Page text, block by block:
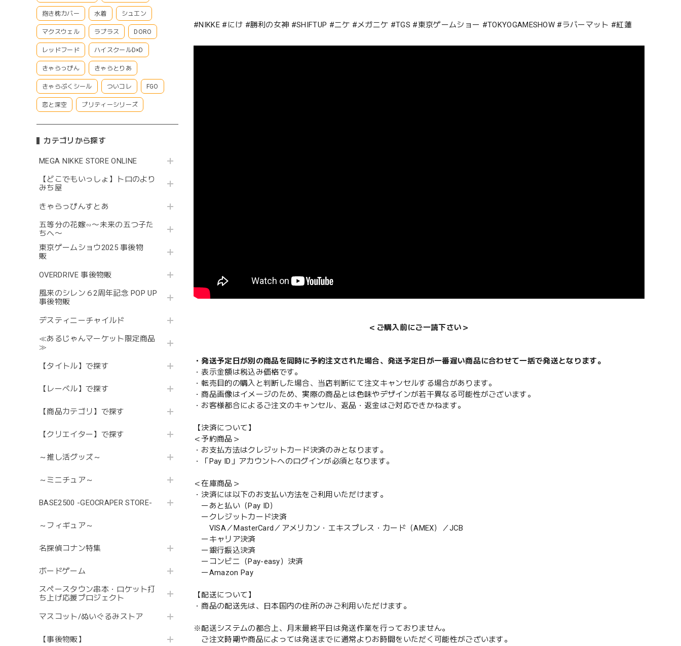
抱き枕カバー 水着 シュエン
マクスウェル ラプラス DORO
レッドフード ハイスクールD×D
きゃらっぴん きゃらとりあ
きゃらぷくシール ついコレ FGO
恋と深空 プリティーシリーズ
カテゴリから探す
MEGA NIKKE STORE ONLINE
【どこでもいっしょ】トロのより
みち屋
きゃらっぴんすとあ
五等分の花嫁∽〜未来の五つ子た
ちへ〜
東京ゲームショウ2025 事後物
販
OVERDRIVE 事後物販
風来のシレン６2周年記念 POP UP
事後物販
デスティニーチャイルド
≪あるじゃんマーケット限定商品
≫
【タイトル】で探す
【レーベル】で探す
【商品カテゴリ】で探す
【クリエイター】で探す
～推し活グッズ～
～ミニチュア～
BASE2500 -GEOCRAPER STORE-
～フィギュア～
名探偵コナン特集
ボードゲーム
スペースタウン串本・ロケット打
ち上げ応援プロジェクト
マスコット/ぬいぐるみストア
【事後物販】
#NIKKE #にけ #勝利の女神 #SHIFTUP #ニケ #メガニケ #TGS #東京ゲームショー #TOKYOGAMESHOW #ラバーマット #紅蓮
＜ご購入前にご一読下さい＞
・発送予定日が別の商品を同時に予約注文された場合、発送予定日が一番遅い商品に合わせて一括で発送となります。
・表示金額は税込み価格です。
・転売目的の購入と判断した場合、当店判断にて注文キャンセルする場合があります。
・商品画像はイメージのため、実際の商品とは色味やデザインが若干異なる可能性がございます。
・お客様都合によるご注文のキャンセル、返品・返金はご対応できかねます。
【決済について】
＜予約商品＞
・お支払方法はクレジットカード決済のみとなります。
・「Pay ID」アカウントへのログインが必須となります。
＜在庫商品＞
・決済には以下のお支払い方法をご利用いただけます。
ーあと払い（Pay ID）
ークレジットカード決済
VISA／MasterCard／アメリカン・エキスプレス・カード（AMEX）／JCB
ーキャリア決済
ー銀行振込決済
ーコンビニ（Pay-easy）決済
ーAmazon Pay
【配送について】
・商品の配送先は、日本国内の住所のみご利用いただけます。
※配送システムの都合上、月末最終平日は発送作業を行っておりません。
ご注文時期や商品によっては発送までに通常よりお時間をいただく可能性がございます。